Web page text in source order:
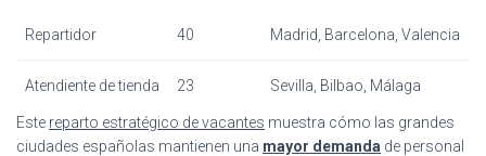
Repartidor 40 Madrid, Barcelona, Valencia
Atendiente de tienda 23 Sevilla, Bilbao, Málaga
Este reparto estratégico de vacantes muestra cómo las grandes
ciudades españolas mantienen una mayor demanda de personal